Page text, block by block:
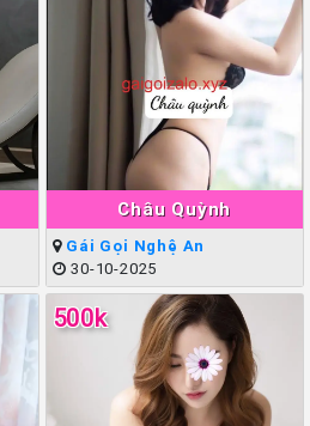
Châu Quỳnh
Gái Gọi Nghệ An
30-10-2025
500k